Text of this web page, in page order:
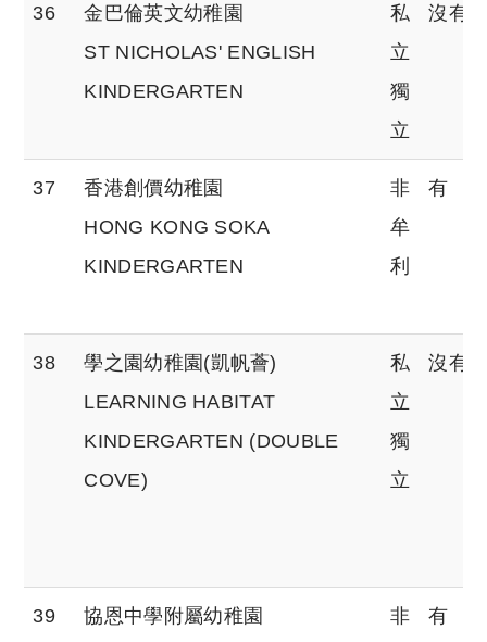
36
金巴倫英文幼稚園
ST NICHOLAS' ENGLISH
KINDERGARTEN
私
立
獨
立
沒有
37
香港創價幼稚園
HONG KONG SOKA
KINDERGARTEN
非
牟
利
有
38
學之園幼稚園(凱帆薈)
LEARNING HABITAT
KINDERGARTEN (DOUBLE
COVE)
私
立
獨
立
沒有
39
協恩中學附屬幼稚園
非
有